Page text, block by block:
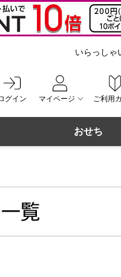
グイン マイページ ご利用
いらっしゃ
おせち
覧